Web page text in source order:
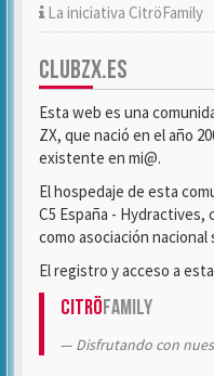
La iniciativa CitröFamily
CLUBZX.ES
Esta web es una
ZX, que nació en el año
existente en mi@.
El hospedaje de esta
C5 España -
como asociación nacional
El registro y acceso a
CitröFamily
Disfrutando con